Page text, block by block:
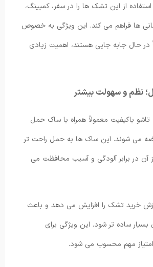
از این تشک ها را در سفر، کمپینگ،
ها فراهم می کند. این ویژگی به خصوص
در حال جابه جایی هستند، اهمیت زیادی
نظم و سهولت بیشتر
باکیفیت معمولاً همراه با ساک حمل
می شوند. این ساک ها به حمل راحت تر
در برابر آلودگی و آسیب محافظت می
خرید تشک را افزایش می دهد و باعث
ساده تر شود. این ویژگی برای
مهم محسوب می شود.